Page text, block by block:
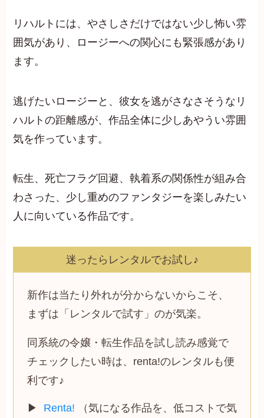
リハルトには、やさしさだけではない少し怖い雰
囲気があり、ロージーへの関心にも緊張感があり
ます。
逃げたいロージーと、彼女を逃がさなさそうなリ
ハルトの距離感が、作品全体に少しあやうい雰囲
気を作っています。
転生、死亡フラグ回避、執着系の関係性が組み合
わさった、少し重めのファンタジーを楽しみたい
人に向いている作品です。
迷ったらレンタルでお試し♪
新作は当たり外れが分からないからこそ、
まずは「レンタルで試す」のが気楽。
同系統の令嬢・転生作品を試し読み感覚で
チェックしたい時は、renta!のレンタルも便
利です♪
▶ Renta!
（気になる作品を、低コストで気